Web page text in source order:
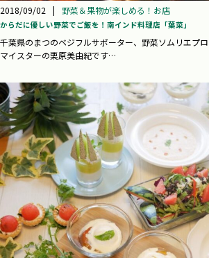
2018/09/02 | 野菜＆果物が楽しめる！お店
からだに優しい野菜でご飯を！南インド料理店「葉菜」
千葉県のまつのベジフルサポーター、野菜ソムリエプ
マイスターの栗原美由紀です…